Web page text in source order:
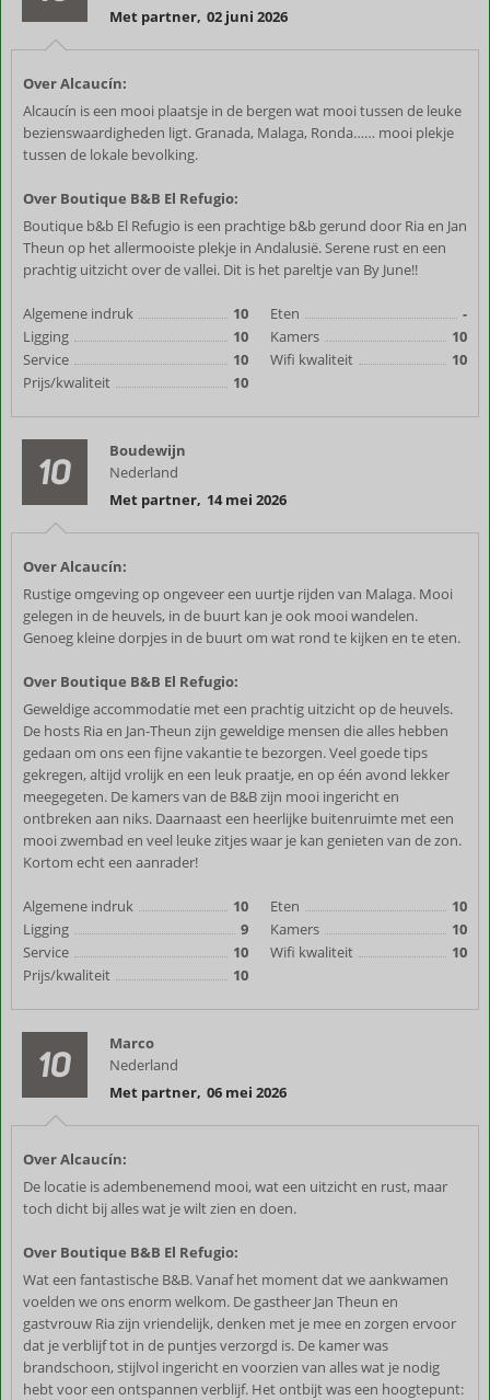
Met partner, 02 juni 2026
Over Alcaucín:
Alcaucín is een mooi plaatsje in de bergen wat mooi tussen de leuke
bezienswaardigheden ligt. Granada, Malaga, Ronda…… mooi plekje
tussen de lokale bevolking.
Over Boutique B&B El Refugio:
Boutique b&b El Refugio is een prachtige b&b gerund door Ria en Jan
Theun op het allermooiste plekje in Andalusië. Serene rust en een
prachtig uitzicht over de vallei. Dit is het pareltje van By June!!
Algemene indruk
10
Ligging
10
Service
10
Prijs/kwaliteit
10
Eten
-
Kamers
10
Wifi kwaliteit
10
10
Boudewijn
Nederland
Met partner, 14 mei 2026
Over Alcaucín:
Rustige omgeving op ongeveer een uurtje rijden van Malaga. Mooi
gelegen in de heuvels, in de buurt kan je ook mooi wandelen.
Genoeg kleine dorpjes in de buurt om wat rond te kijken en te eten.
Over Boutique B&B El Refugio:
Geweldige accommodatie met een prachtig uitzicht op de heuvels.
De hosts Ria en Jan-Theun zijn geweldige mensen die alles hebben
gedaan om ons een fijne vakantie te bezorgen. Veel goede tips
gekregen, altijd vrolijk en een leuk praatje, en op één avond lekker
meegegeten. De kamers van de B&B zijn mooi ingericht en
ontbreken aan niks. Daarnaast een heerlijke buitenruimte met een
mooi zwembad en veel leuke zitjes waar je kan genieten van de zon.
Kortom echt een aanrader!
Algemene indruk
10
Ligging
9
Service
10
Prijs/kwaliteit
10
Eten
10
Kamers
10
Wifi kwaliteit
10
10
Marco
Nederland
Met partner, 06 mei 2026
Over Alcaucín:
De locatie is adembenemend mooi, wat een uitzicht en rust, maar
toch dicht bij alles wat je wilt zien en doen.
Over Boutique B&B El Refugio:
Wat een fantastische B&B. Vanaf het moment dat we aankwamen
voelden we ons enorm welkom. De gastheer Jan Theun en
gastvrouw Ria zijn vriendelijk, denken met je mee en zorgen ervoor
dat je verblijf tot in de puntjes verzorgd is. De kamer was
brandschoon, stijlvol ingericht en voorzien van alles wat je nodig
hebt voor een ontspannen verblijf. Het ontbijt was een hoogtepunt: